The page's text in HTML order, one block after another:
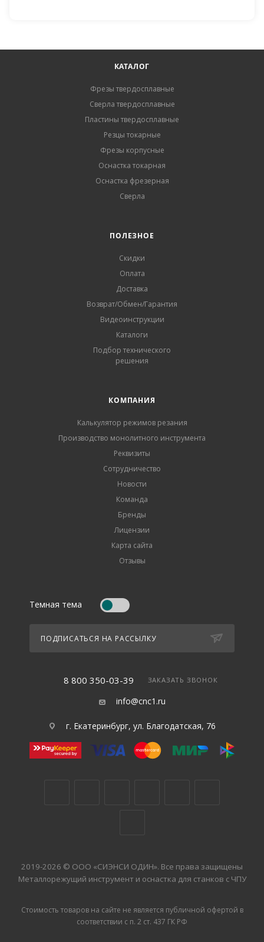
КАТАЛОГ
Фрезы твердосплавные
Сверла твердосплавные
Пластины твердосплавные
Резцы токарные
Фрезы корпусные
Оснастка токарная
Оснастка фрезерная
Сверла
ПОЛЕЗНОЕ
Скидки
Оплата
Доставка
Возврат/Обмен/Гарантия
Видеоинструкции
Каталоги
Подбор технического
решения
КОМПАНИЯ
Калькулятор режимов резания
Производство монолитного инструмента
Реквизиты
Сотрудничество
Новости
Команда
Бренды
Лицензии
Карта сайта
Отзывы
Темная тема
ПОДПИСАТЬСЯ НА РАССЫЛКУ
8 800 350-03-39 ЗАКАЗАТЬ ЗВОНОК
info@cnc1.ru
г. Екатеринбург, ул. Благодатская, 76
2019-2026 © ООО «СИЭНСИ ОДИН». Все права защищены
Металлорежущий инструмент и оснастка для станков с ЧПУ
Стоимость товаров на сайте не является публичной офертой в
соответствии с п. 2 ст. 437 ГК РФ